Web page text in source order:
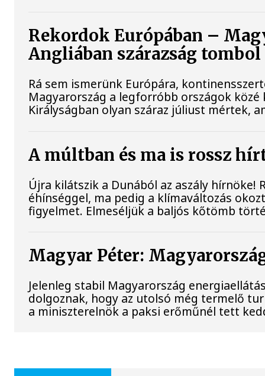
Rekordok Európában –
Angliában szárazság tombol
Rá sem ismerünk Európára,
Magyarország a legforróbb országok
Királyságban olyan száraz júliust mértek,
A múltban és ma is rossz
Újra kilátszik a Dunából az aszály
éhínséggel, ma pedig a klímaváltozás
figyelmet. Elmeséljük a baljós kőtömb
Magyar Péter:
Jelenleg stabil Magyarország
dolgoznak, hogy az utolsó még termelő
a miniszterelnök a paksi erőműnél tett